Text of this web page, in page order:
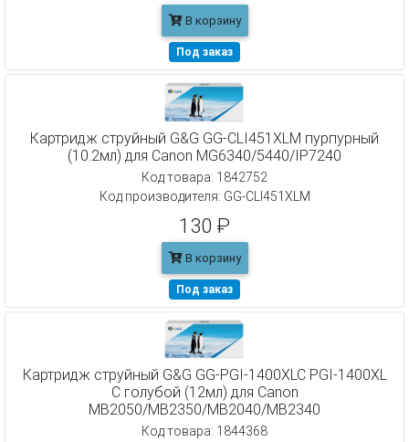
В корзину
Под заказ
Картридж струйный G&G GG-CLI451XLM пурпурный
(10.2мл) для Canon MG6340/5440/IP7240
Код товара: 1842752
Код производителя: GG-CLI451XLM
130 ₽
В корзину
Под заказ
Картридж струйный G&G GG-PGI-1400XLC PGI-1400XL
C голубой (12мл) для Canon
MB2050/MB2350/MB2040/MB2340
Код товара: 1844368